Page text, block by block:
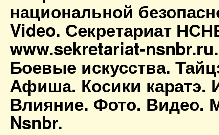
национальной
Video. Секретариат
www.sekretariat-
Боевые искусства.
Афиша. Косики каратэ.
Влияние. Фото. Видео.
Nsnbr.